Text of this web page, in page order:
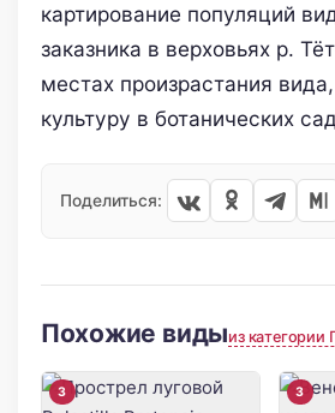
картирование популяций
заказника в верховьях р.
местах произрастания
культуру в ботанических
Поделиться:
Похожие видыиз
3 3